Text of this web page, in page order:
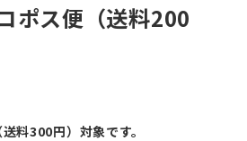
ポス便（送料200
料300円）対象です。